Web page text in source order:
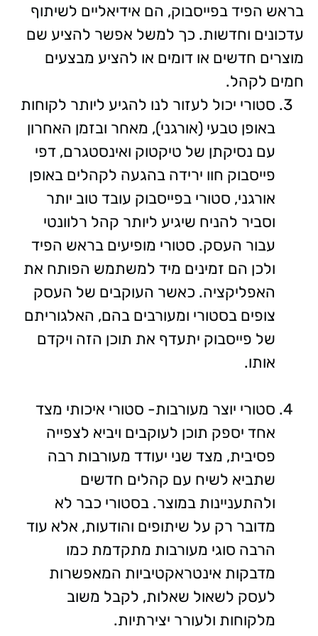
בראש הפיד בפייסבוק, הם אידיאליים לשיתוף
עדכונים וחדשות. כך למשל אפשר להציע שם
מוצרים חדשים או דומים או להציע מבצעים
חמים לקהל.
סטורי יכול לעזור לנו להגיע ליותר לקוחות
באופן טבעי (אורגני), מאחר ובזמן האחרון
עם נסיקתן של טיקטוק ואינסטגרם, דפי
פייסבוק חוו ירידה בהגעה לקהלים באופן
אורגני, סטורי בפייסבוק עובד טוב יותר
וסביר להניח שיגיע ליותר קהל רלוונטי
עבור העסק. סטורי מופיעים בראש הפיד
ולכן הם זמינים מיד למשתמש הפותח את
האפליקציה. כאשר העוקבים של העסק
צופים בסטורי ומעורבים בהם, האלגוריתם
של פייסבוק יתעדף את תוכן הזה ויקדם
אותו.
סטורי יוצר מעורבות- סטורי איכותי מצד
אחד יספק תוכן לעוקבים ויביא לצפייה
פסיבית, מצד שני יעודד מעורבות רבה
שתביא לשיח עם קהלים חדשים
ולהתעניינות במוצר. בסטורי כבר לא
מדובר רק על שיתופים והודעות, אלא עוד
הרבה סוגי מעורבות מתקדמת כמו
מדבקות אינטראקטיביות המאפשרות
לעסק לשאול שאלות, לקבל משוב
מלקוחות ולעורר יצירתיות.